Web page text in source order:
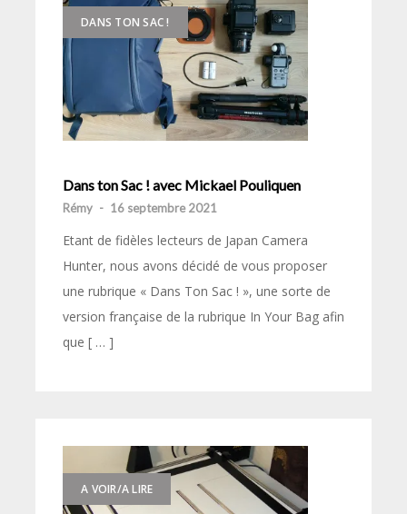
DANS TON SAC !
Dans ton Sac ! avec Mickael Pouliquen
Rémy - 16 septembre 2021
Etant de fidèles lecteurs de Japan Camera
Hunter, nous avons décidé de vous proposer
une rubrique « Dans Ton Sac ! », une sorte de
version française de la rubrique In Your Bag afin
que [ … ]
A VOIR/A LIRE